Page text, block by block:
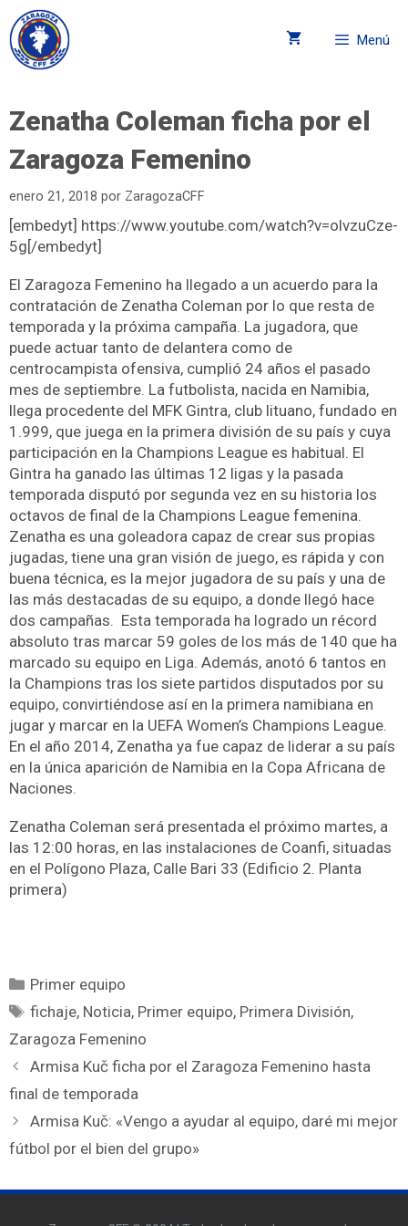
Menú
Zenatha Coleman ficha por el
Zaragoza Femenino
enero 21, 2018 por ZaragozaCFF
[embedyt] https://www.youtube.com/watch?v=olvzuCze-
5g[/embedyt]
El Zaragoza Femenino ha llegado a un acuerdo para la
contratación de Zenatha Coleman por lo que resta de
temporada y la próxima campaña. La jugadora, que
puede actuar tanto de delantera como de
centrocampista ofensiva, cumplió 24 años el pasado
mes de septiembre. La futbolista, nacida en Namibia,
llega procedente del MFK Gintra, club lituano, fundado en
1.999, que juega en la primera división de su país y cuya
participación en la Champions League es habitual. El
Gintra ha ganado las últimas 12 ligas y la pasada
temporada disputó por segunda vez en su historia los
octavos de final de la Champions League femenina.
Zenatha es una goleadora capaz de crear sus propias
jugadas, tiene una gran visión de juego, es rápida y con
buena técnica, es la mejor jugadora de su país y una de
las más destacadas de su equipo, a donde llegó hace
dos campañas. Esta temporada ha logrado un récord
absoluto tras marcar 59 goles de los más de 140 que ha
marcado su equipo en Liga. Además, anotó 6 tantos en
la Champions tras los siete partidos disputados por su
equipo, convirtiéndose así en la primera namibiana en
jugar y marcar en la UEFA Women’s Champions League.
En el año 2014, Zenatha ya fue capaz de liderar a su país
en la única aparición de Namibia en la Copa Africana de
Naciones.
Zenatha Coleman será presentada el próximo martes, a
las 12:00 horas, en las instalaciones de Coanfi, situadas
en el Polígono Plaza, Calle Bari 33 (Edificio 2. Planta
primera)
Primer equipo
fichaje, Noticia, Primer equipo, Primera División,
Zaragoza Femenino
Armisa Kuč ficha por el Zaragoza Femenino hasta
final de temporada
Armisa Kuč: «Vengo a ayudar al equipo, daré mi mejor
fútbol por el bien del grupo»